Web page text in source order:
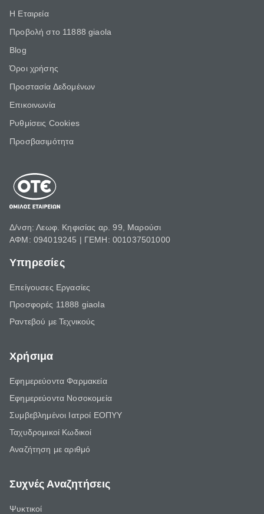
Η Εταιρεία
Προβολή στο 11888 giaola
Blog
Όροι χρήσης
Προστασία Δεδομένων
Επικοινωνία
Ρυθμίσεις Cookies
Προσβασιμότητα
Δ/νση: Λεωφ. Κηφισίας αρ. 99, Μαρούσι
ΑΦΜ: 094019245 | ΓΕΜΗ: 001037501000
Υπηρεσίες
Επείγουσες Εργασίες
Προσφορές 11888 giaola
Ραντεβού με Τεχνικούς
Χρήσιμα
Εφημερεύοντα Φαρμακεία
Εφημερεύοντα Νοσοκομεία
Συμβεβλημένοι Ιατροί ΕΟΠΥΥ
Ταχυδρομικοί Κωδικοί
Αναζήτηση με αριθμό
Συχνές Αναζητήσεις
Ψυκτικοί